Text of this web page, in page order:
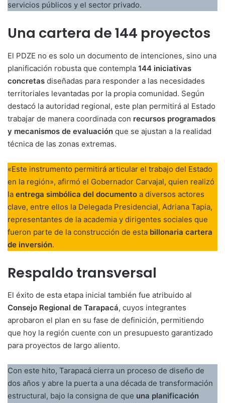
servicios públicos y el sector privado.
Una cartera de 144 proyectos
El PDZE no es solo un documento de intenciones, sino una
planificación robusta que contempla 144 iniciativas
concretas diseñadas para responder a las necesidades
territoriales levantadas por la propia comunidad. Según
destacó la autoridad regional, este plan permitirá al Estado
trabajar de manera coordinada con recursos programados
y mecanismos de evaluación que se ajustan a la realidad
técnica de las zonas extremas.
«Este instrumento permitirá articular el trabajo del Estado
en la región», afirmó el Gobernador Carvajal, quien realizó
la entrega simbólica del documento a diversos actores
clave, entre ellos la Delegada Presidencial, Adriana Tapia,
representantes de la academia y dirigentes sociales que
fueron parte de la construcción de esta billonaria cartera
de inversión.
Respaldo transversal
El éxito de esta etapa inicial también fue atribuido al
Consejo Regional de Tarapacá, cuyos integrantes
aprobaron el plan en su fase de definición, permitiendo
que hoy la región cuente con un presupuesto garantizado
para proyectos de largo aliento.
Con este hito, Tarapacá cierra un proceso de diseño de
dos años y abre la puerta a una década de transformación
estructural, bajo la consigna de que una planificación